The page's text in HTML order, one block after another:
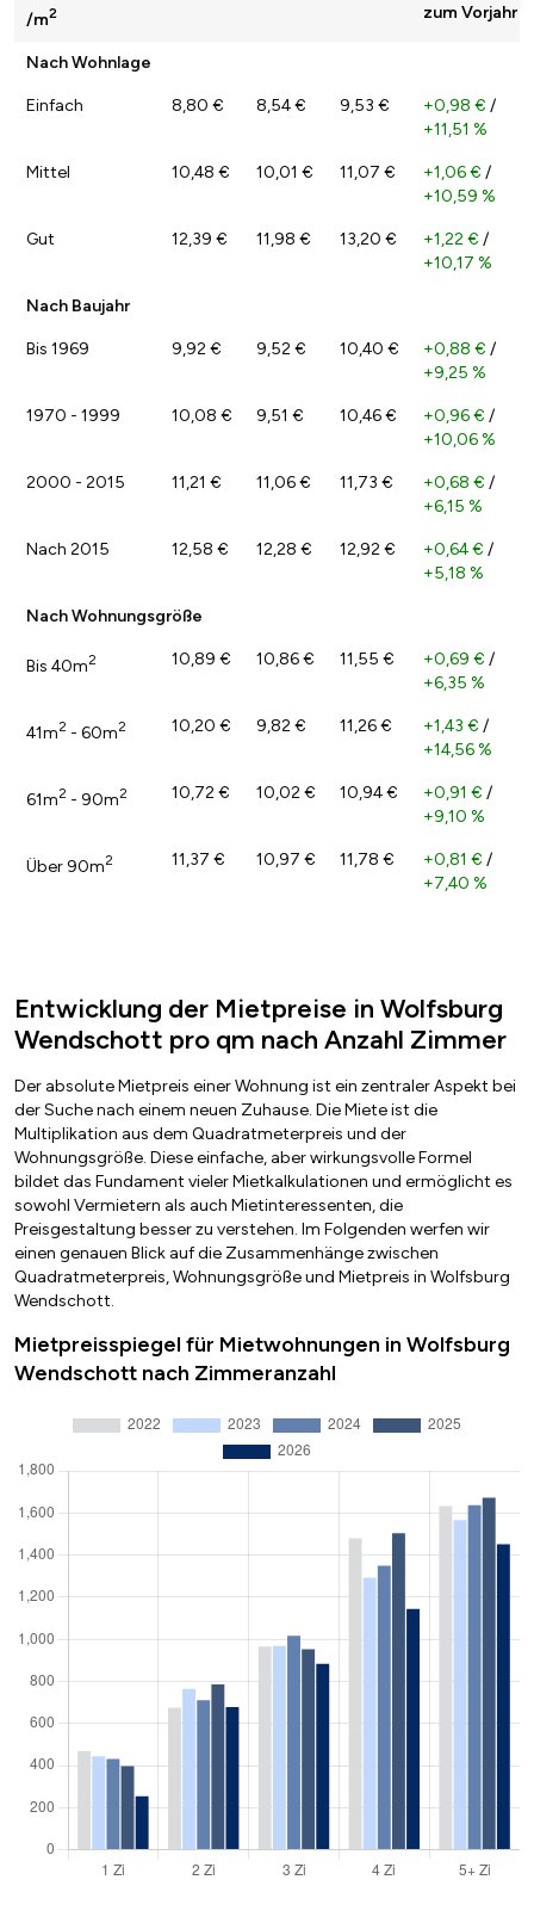
/m2
zum Vorjahr
Nach Wohnlage
Einfach 8,80 € 8,54 € 9,53 € +0,98 € /
+11,51 %
Mittel 10,48 € 10,01 € 11,07 € +1,06 € /
+10,59 %
Gut 12,39 € 11,98 € 13,20 € +1,22 € /
+10,17 %
Nach Baujahr
Bis 1969 9,92 € 9,52 € 10,40 € +0,88 € /
+9,25 %
1970 - 1999 10,08 € 9,51 € 10,46 € +0,96 € /
+10,06 %
2000 - 2015 11,21 € 11,06 € 11,73 € +0,68 € /
+6,15 %
Nach 2015 12,58 € 12,28 € 12,92 € +0,64 € /
+5,18 %
Nach Wohnungsgröße
Bis 40m2 10,89 € 10,86 € 11,55 € +0,69 € /
+6,35 %
41m2 - 60m2 10,20 € 9,82 € 11,26 € +1,43 € /
+14,56 %
61m2 - 90m2 10,72 € 10,02 € 10,94 € +0,91 € /
+9,10 %
Über 90m2 11,37 € 10,97 € 11,78 € +0,81 € /
+7,40 %
Entwicklung der Mietpreise in Wolfsburg
Wendschott pro qm nach Anzahl Zimmer
Der absolute Mietpreis einer Wohnung ist ein zentraler Aspekt bei
der Suche nach einem neuen Zuhause. Die Miete ist die
Multiplikation aus dem Quadratmeterpreis und der
Wohnungsgröße. Diese einfache, aber wirkungsvolle Formel
bildet das Fundament vieler Mietkalkulationen und ermöglicht es
sowohl Vermietern als auch Mietinteressenten, die
Preisgestaltung besser zu verstehen. Im Folgenden werfen wir
einen genauen Blick auf die Zusammenhänge zwischen
Quadratmeterpreis, Wohnungsgröße und Mietpreis in Wolfsburg
Wendschott.
Mietpreisspiegel für Mietwohnungen in Wolfsburg
Wendschott nach Zimmeranzahl